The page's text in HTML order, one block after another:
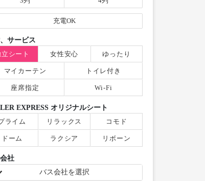
充電OK
サービス
シート
女性安心 ゆったり
マイカーテン トイレ付き
座席指定 Wi-Fi
EXPRESS オリジナルシート
ライム
リラックス コモド
ドーム ラクシア リボーン
社
バス会社を選択